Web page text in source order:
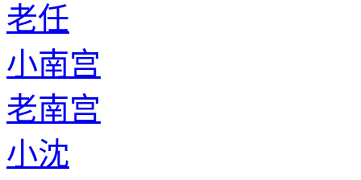
老任
小南宫
老南宫
小沈